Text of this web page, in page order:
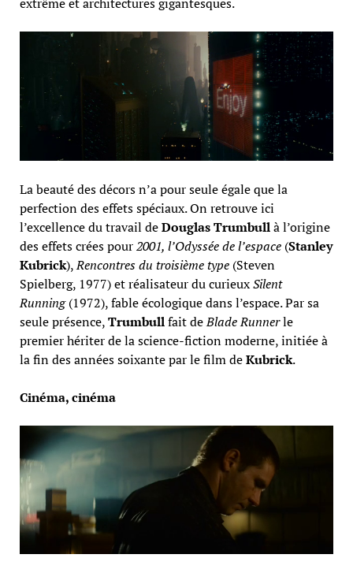
extrême et architectures gigantesques.
La beauté des décors n’a pour seule égale que la
perfection des effets spéciaux. On retrouve ici
l’excellence du travail deDouglas Trumbullà l’origine
des effets crées pour2001, l’Odyssée de l’espace (Stanley
Kubrick),Rencontres du troisième type (Steven
Spielberg, 1977) et réalisateur du curieuxSilent
Running(1972), fable écologique dans l’espace. Par sa
seule présence,Trumbullfait deBlade Runnerle
premier hériter de la science-fiction moderne, initiée à
la fin des années soixante par le film deKubrick.
Cinéma, cinéma